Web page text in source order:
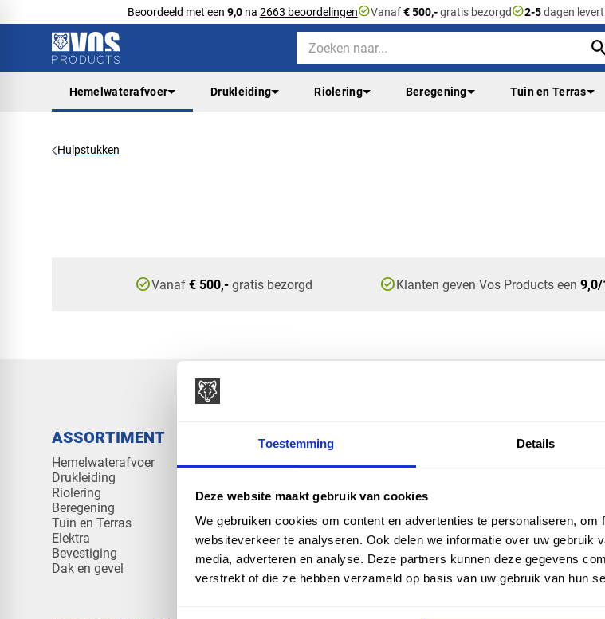
Toestemming Details
Deze website maakt gebruik van cookies
We gebruiken cookies om content en advertenties te personaliseren,
websiteverkeer te analyseren. Ook delen we informatie over uw gebruik
media, adverteren en analyse. Deze partners kunnen deze gegevens
verstrekt of die ze hebben verzameld op basis van uw gebruik van hun
Beoordeeld met een 9,0na 2663 beoordelingencheck_circleVanaf€ 500,-gratis bezorgdcheck_circle2-5dagen
Hemelwaterafvoer Drukleiding Riolering Beregening Tuin en Terras
Hulpstukken
check_circleVanaf € 500,-gratis bezorgd check_circleKlanten geven Vos Products een 9,0/
ASSORTIMENT
Hemelwaterafvoer
Drukleiding
Riolering
Beregening
Tuin en Terras
Elektra
Bevestiging
Dak en gevel
KENNIS EN HULP
Klantenservice
Veelgestelde vragen
ZAKELIJK